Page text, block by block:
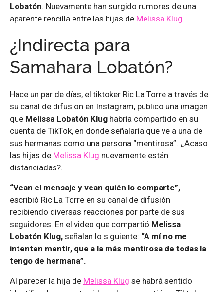
Lobatón. Nuevamente han surgido rumores de una
aparente rencilla entre las hijas de Melissa Klug.
¿Indirecta para
Samahara Lobatón?
Hace un par de días, el tiktoker Ric La Torre a través de
su canal de difusión en Instagram, publicó una imagen
que Melissa Lobatón Klug habría compartido en su
cuenta de TikTok, en donde señalaría que ve a una de
sus hermanas como una persona “mentirosa”. ¿Acaso
las hijas de Melissa Klug nuevamente están
distanciadas?.
“Vean el mensaje y vean quién lo comparte”,
escribió Ric La Torre en su canal de difusión
recibiendo diversas reacciones por parte de sus
seguidores. En el video que compartió Melissa
Lobatón Klug, señalan lo siguiente: “A mí no me
intenten mentir, que a la más mentirosa de todas la
tengo de hermana”.
Al parecer la hija de Melissa Klug se habrá sentido